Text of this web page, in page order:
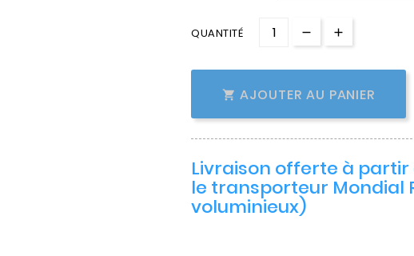
QUANTITÉ
 AJOUTER AU PANIER
Livraison offerte à
le transporteur Mondial
voluminieux)